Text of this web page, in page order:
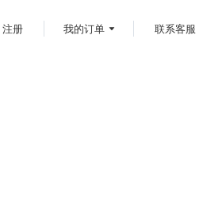
注册 我的订单 联系客服